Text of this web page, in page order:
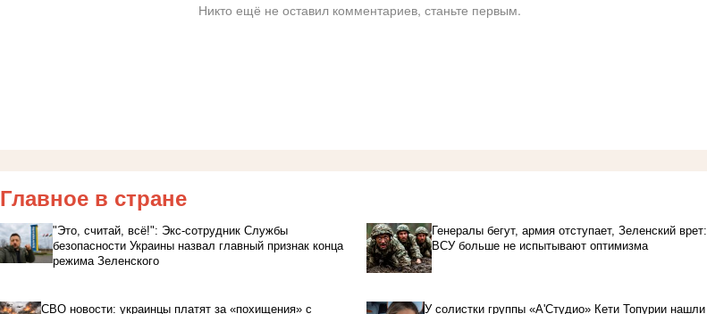
Никто ещё не оставил комментариев, станьте первым.
Главное в стране
"Это, считай, всё!": Экс-сотрудник Службы
безопасности Украины назвал главный признак конца
режима Зеленского
Генералы бегут, армия отступает, Зеленский врет:
ВСУ больше не испытывают оптимизма
СВО новости: украинцы платят за «похищения» с
У солистки группы «А'Студио» Кети Топурии нашли